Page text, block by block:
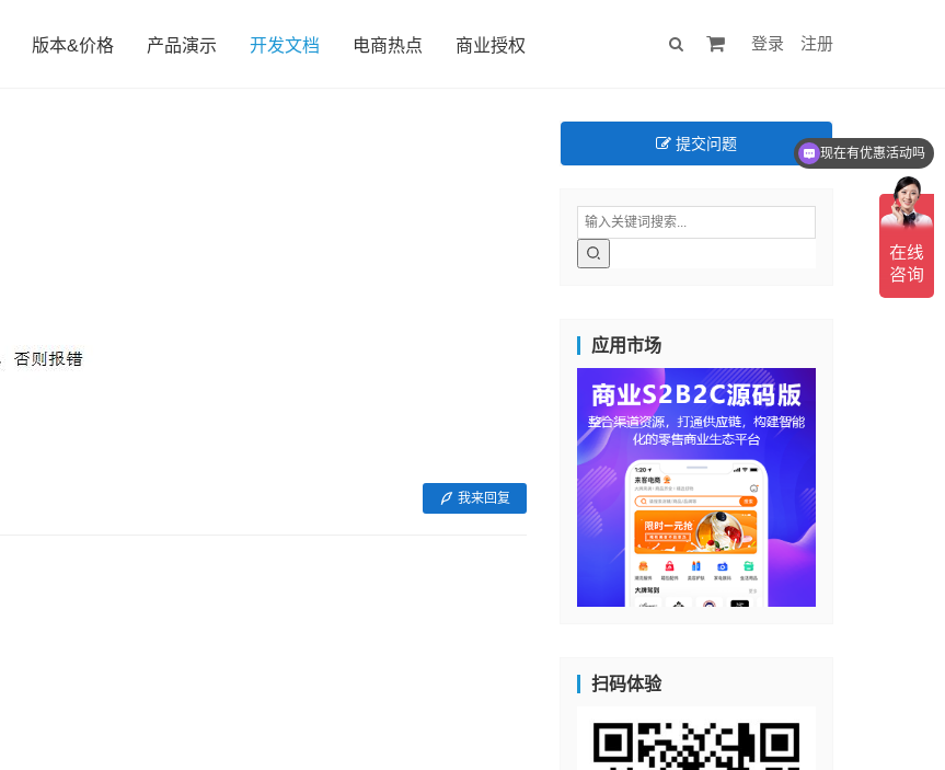
版本&价格 产品演示 开发文档 电商热点 商业授权 登录 注册
我来回复
提交问题
应用市场
扫码体验
现在有优惠活动吗